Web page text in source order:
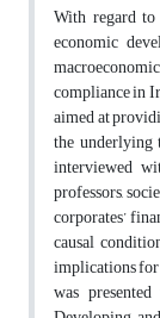
With regard
economic
compliance in
aimed at
the underlying
interviewed
professors,
corporates’
causal
implications
was